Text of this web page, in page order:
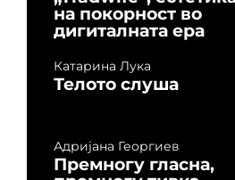
на покорност во
дигиталната ера
Катарина Лука
Телото слуша
Адријана Георгиев
Премногу гласна,